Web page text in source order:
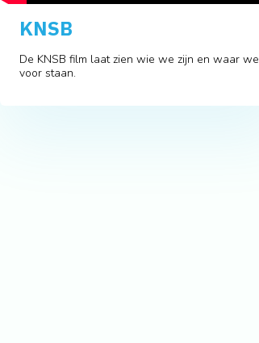
KNSB
De KNSB film laat zien wie we zijn en waar we
voor staan.